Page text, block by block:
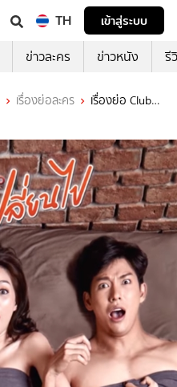
TH
เข้าสู่ระบบ
ข่าวละคร ข่าวหนัง รี
เรื่องย่อละคร
เรื่องย่อ Club